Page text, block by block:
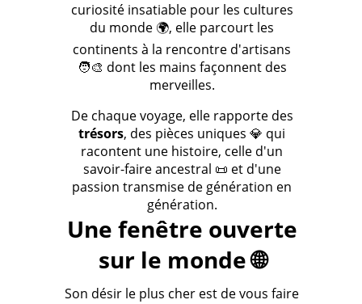
curiosité insatiable pour les cultures
du monde 🌍, elle parcourt les
continents à la rencontre d'artisans
🧑‍🎨 dont les mains façonnent des
merveilles.
De chaque voyage, elle rapporte des
trésors, des pièces uniques 💎 qui
racontent une histoire, celle d'un
savoir-faire ancestral 📜 et d'une
passion transmise de génération en
génération.
Une fenêtre ouverte
sur le monde 🌐
Son désir le plus cher est de vous faire